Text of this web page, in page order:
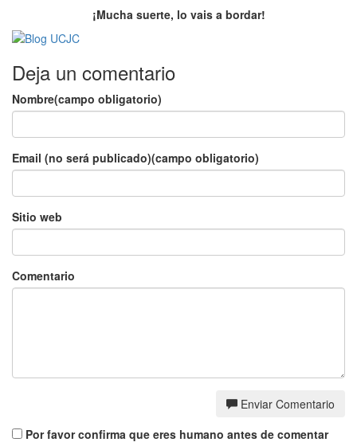
¡Mucha suerte, lo vais a bordar!
Deja un comentario
Nombre(campo obligatorio)
Email (no será publicado)(campo obligatorio)
Sitio web
Comentario
Enviar Comentario
Por favor confirma que eres humano antes de comentar